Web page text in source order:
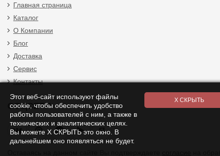
Главная страница
Каталог
О Компании
Блог
Доставка
Сервис
Контакты
СОЦСЕТИ
Я
Этот веб-сайт используют файлы
cookie, чтобы обеспечить удобство
работы пользователей с ним, а также в
технических и аналитических целях.
Вы можете Х СКРЫТЬ это окно. В
дальнейшем оно появляться не будет.